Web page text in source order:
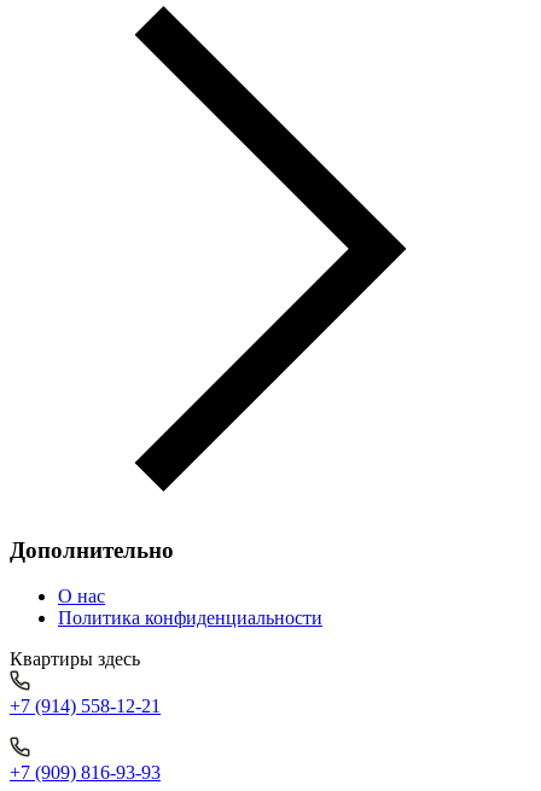
Дополнительно
О нас
Политика конфиденциальности
Квартиры здесь
+7 (914) 558-12-21
+7 (909) 816-93-93